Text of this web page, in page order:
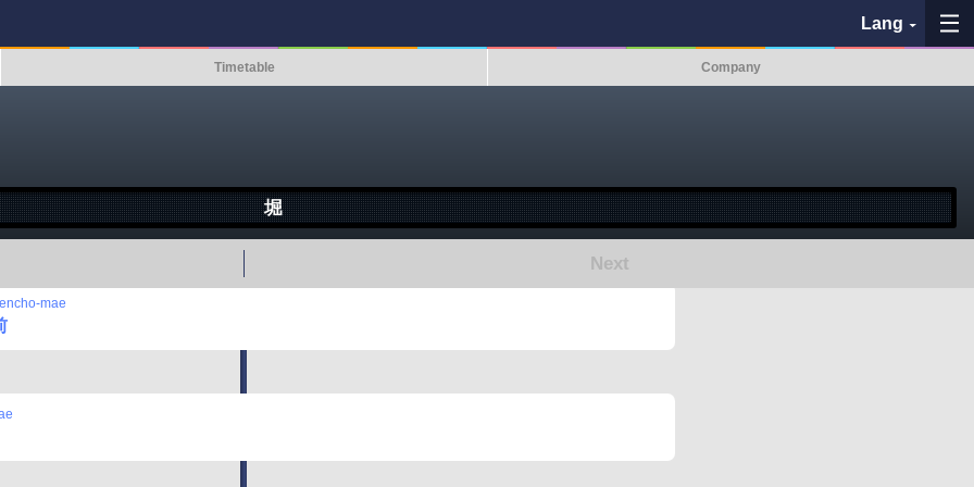
Lang
History
Timetable Company
堀
Next
mae